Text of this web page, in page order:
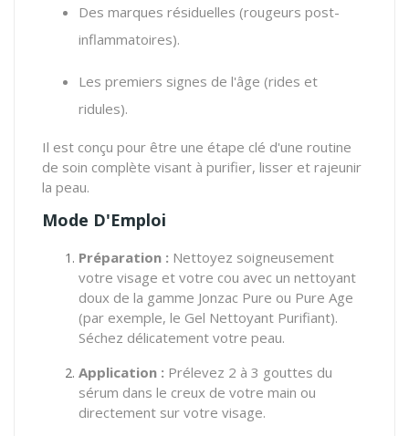
Des marques résiduelles (rougeurs post-
inflammatoires).
Les premiers signes de l'âge (rides et
ridules).
Il est conçu pour être une étape clé d'une routine
de soin complète visant à purifier, lisser et rajeunir
la peau.
Mode D'Emploi
Préparation : Nettoyez soigneusement
votre visage et votre cou avec un nettoyant
doux de la gamme Jonzac Pure ou Pure Age
(par exemple, le Gel Nettoyant Purifiant).
Séchez délicatement votre peau.
Application : Prélevez 2 à 3 gouttes du
sérum dans le creux de votre main ou
directement sur votre visage.